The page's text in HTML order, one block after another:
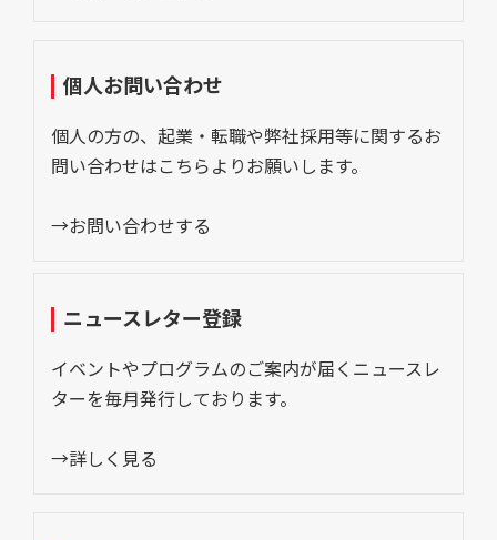
個人お問い合わせ
個人の方の、起業・転職や弊社採用等に関するお
問い合わせはこちらよりお願いします。
→お問い合わせする
ニュースレター登録
イベントやプログラムのご案内が届くニュースレ
ターを毎月発行しております。
→詳しく見る